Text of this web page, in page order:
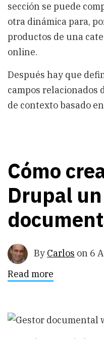
sección se puede
otra dinámica para,
productos de una
online.
Después hay que
campos relacionados
de contexto basado
Cómo
Drupal
By Carlos on 6
Read more
un